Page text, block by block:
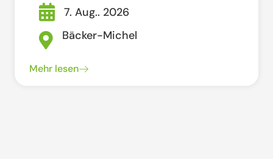
7. Aug.. 2026
Bäcker-Michel
Mehr lesen